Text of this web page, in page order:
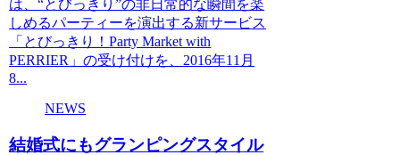
は、“とびっきり”の非日常的な瞬間を楽
しめるパーティーを演出する新サービス
「とびっきり！Party Market with
PERRIER」の受け付けを、2016年11月
8...
NEWS
結婚式にもグランピングスタイル